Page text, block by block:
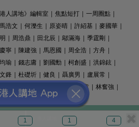
1 1 4
港人講地》編輯室 焦點短打 一周圈點
馬浩文 何濼生 原姿晴 許紹基 麥國華
周浩鼎 田北辰 鄔滿海 季霆剛
寧 陳建強 馬恩國 周全浩 方舟
瑜 錢志庸 劉國勳 柯創盛 洪錦鉉
鋒 杜礎圻 健良 聶廣男 盧展常
羅崑 姚銘 精選文章 林奮強
© 港人講地